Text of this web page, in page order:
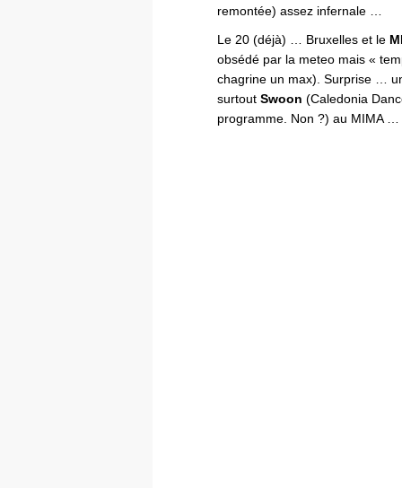
remontée) assez infernale …
Le 20 (déjà) … Bruxelles et le
obsédé par la meteo mais «
chagrine un max). Surprise …
surtout Swoon (Caledonia
programme. Non ?) au MIMA …